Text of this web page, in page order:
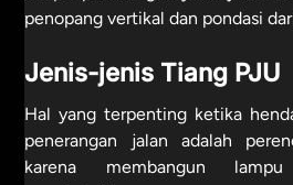
penopang vertikal dan pondasi
Jenis-jenis Tiang PJU
Hal yang terpenting ketika
penerangan jalan adalah
karena membangun